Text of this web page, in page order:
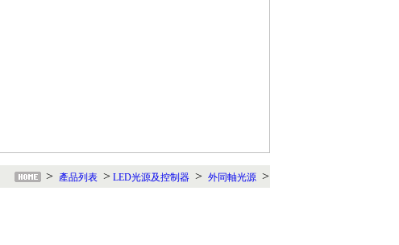
> 產品列表 > LED光源及控制器 > 外同軸光源 >